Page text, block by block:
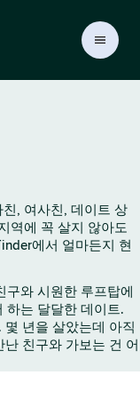
, 여사친, 데이트 상
역에 꼭 살지 않아도
에서 얼마든지 현
구와 시원한 루프탑에
하는 달달한 데이트.
년을 살았는데 아직
친구와 가보는 건 어